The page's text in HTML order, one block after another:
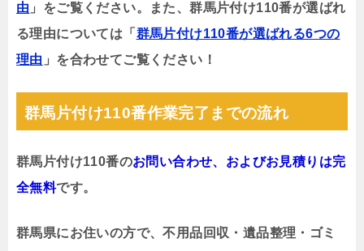
由 」をご覧ください。また、群馬片付け110番が選ばれ
る理由については「 群馬片付け110番が選ばれる6つの
理由 」を合わせてご覧ください！
群馬片付け110番作業完了までの流れ
群馬片付け110番のお問い合わせ、およびお見積りは完
全無料です。
群馬県にお住いの方で、不用品回収・遺品整理・ゴミ